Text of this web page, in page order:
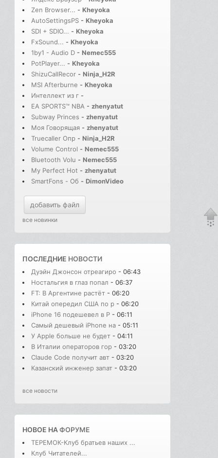
Zen Browser... - Kheyoka
AutoSettingsPS - Kheyoka
SDI + SDIO... - Kheyoka
FxSound... - Kheyoka
1by1 - Audio D - Nemec555
PotPlayer... - Kheyoka
ShizuCallRecor - Ninja_H2R
MSI Afterburne - Kheyoka
Интеллект из г -
EA SPORTS™ NBA - zhenyatut
Subway Princes - zhenyatut
Моя Говорящая - zhenyatut
Truecaller Опр - Ninja_H2R
Volume Control - Nemec555
Bluetooth Volu - Nemec555
My Perfect Hot - zhenyatut
SmartFons - Об - DimonVideo
добавить файл
все новинки
ПОСЛЕДНИЕ НОВОСТИ
Дуэйн Джонсон отреагиро - 06:43
Ностальгия в глаз попал - 06:37
FT: В Аргентине растёт - 06:20
Китай опередил США по р - 06:20
iPhone 16 подешевел в Р - 06:11
Самый дешевый iPhone на - 05:11
У Apple больше не будет - 04:11
В Италии операторов гор - 03:20
Claude Code получит авт - 03:20
Казанский инженер запат - 03:20
все новости
НОВОЕ НАФОРУМЕ
ТЕРЕМОК-Клуб братьев наших ...
Клуб Читателей...